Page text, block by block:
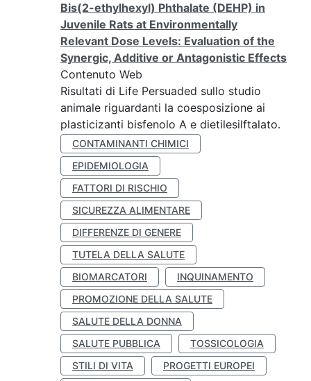
Bis(2-ethylhexyl) Phthalate (DEHP) in
Juvenile Rats at Environmentally
Relevant Dose Levels: Evaluation of the
Synergic, Additive or Antagonistic Effects
Contenuto Web
Risultati di Life Persuaded sullo studio
animale riguardanti la coesposizione ai
plasticizanti bisfenolo A e dietilesilftalato.
CONTAMINANTI CHIMICI
EPIDEMIOLOGIA
FATTORI DI RISCHIO
SICUREZZA ALIMENTARE
DIFFERENZE DI GENERE
TUTELA DELLA SALUTE
BIOMARCATORI
INQUINAMENTO
PROMOZIONE DELLA SALUTE
SALUTE DELLA DONNA
SALUTE PUBBLICA
TOSSICOLOGIA
STILI DI VITA
PROGETTI EUROPEI